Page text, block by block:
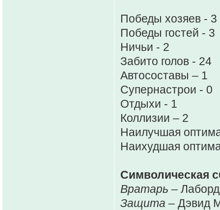
Победы хозяев - 3
Победы гостей - 3
Ничьи - 2
Забито голов - 24
Автосоставы – 1
Супернастрои - 0
Отдыхи - 1
Коллизии – 2
Наилучшая
Наихудшая
Символическая
Вратарь –
Защита – Дэвид